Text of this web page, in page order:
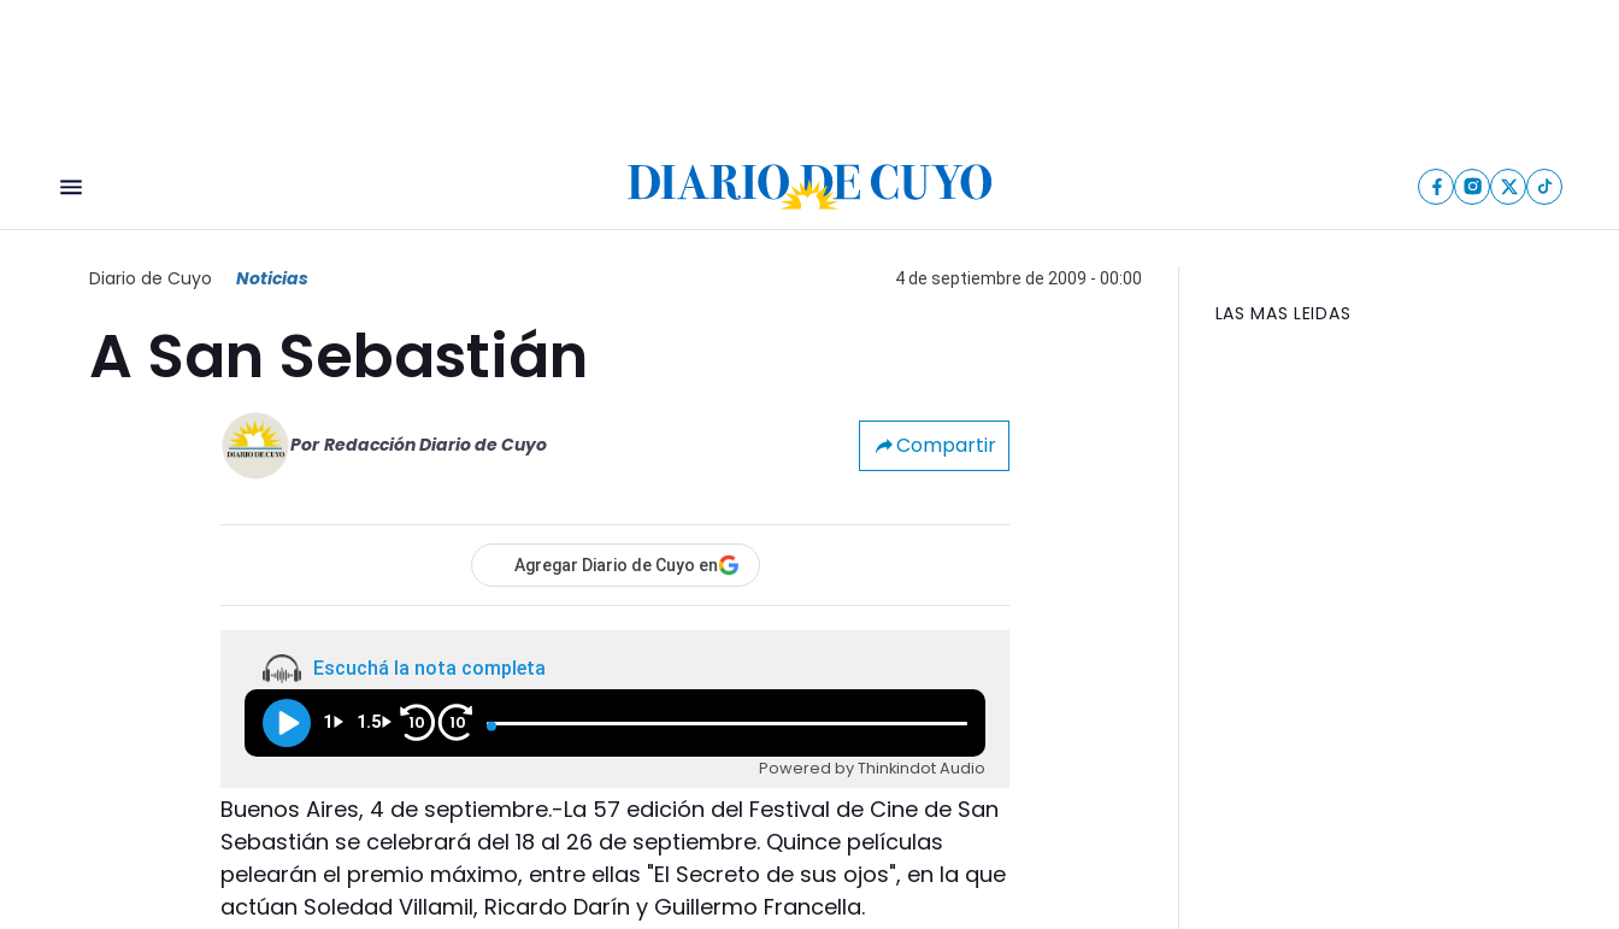
Diario de Cuyo Noticias 4 de septiembre de 2009 - 00:00
A San Sebastián
Por Redacción Diario de Cuyo Compartir
Agregar Diario de Cuyo en
Escuchá la nota completa
1 1.5 10 10
Powered by Thinkindot Audio
Buenos Aires, 4 de septiembre.-La 57 edición del Festival de Cine de San
Sebastián se celebrará del 18 al 26 de septiembre. Quince películas
pelearán el premio máximo, entre ellas "El Secreto de sus ojos", en la que
actúan Soledad Villamil, Ricardo Darín y Guillermo Francella.
LAS MAS LEIDAS